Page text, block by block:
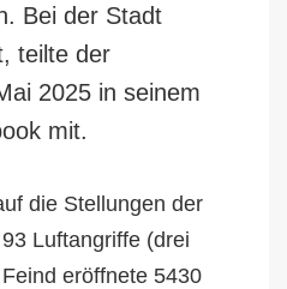
Bei der Stadt
teilte der
2025 in seinem
mit.
die Stellungen der
Luftangriffe (drei
eröffnete 5430